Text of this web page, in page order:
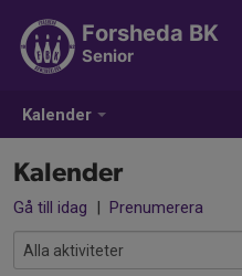
Kalender
Forsheda BK
Senior
Kalender
Gå till idag | Prenumerera